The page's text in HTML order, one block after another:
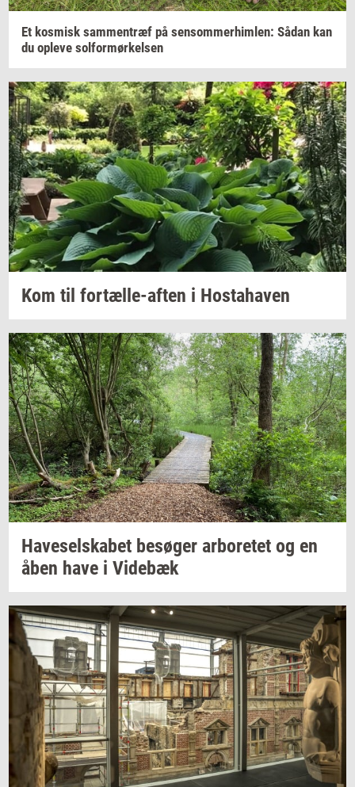
Et kos­misk sam­men­træf på sen­som­mer­him­len: Sådan kan
du op­le­ve sol­for­mør­kel­sen
Kom til fortælle-​aften i Hosta­ha­ven
Ha­ve­sel­ska­bet be­sø­ger ar­bo­re­tet og en
åben have i Vi­de­bæk